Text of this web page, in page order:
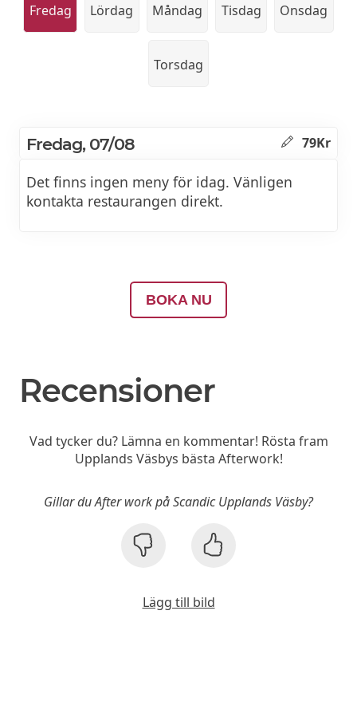
Fredag Lördag Måndag Tisdag Onsdag
Torsdag
Fredag, 07/08 79Kr
Det finns ingen meny för idag. Vänligen
kontakta restaurangen direkt.
BOKA NU
Recensioner
Vad tycker du? Lämna en kommentar! Rösta fram
Upplands Väsbys bästa Afterwork!
Gillar du After work på Scandic Upplands Väsby?
Lägg till bild